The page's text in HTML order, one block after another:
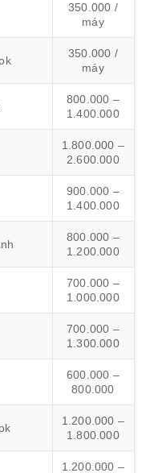
350.000 /
máy
350.000 /
máy
800.000 –
1.400.000
1.800.000 –
2.600.000
900.000 –
1.400.000
800.000 –
1.200.000
700.000 –
1.000.000
700.000 –
1.300.000
600.000 –
800.000
1.200.000 –
1.800.000
1.200.000 –